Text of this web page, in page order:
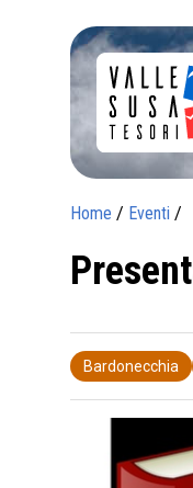
Home / Eventi /
Bardonecchia